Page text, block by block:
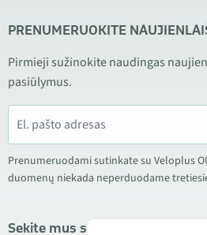
PRENUMERUOKITE
Pirmieji sužinokite naudingas
pasiūlymus.
Prenumeruodami sutinkate su Veloplus
duomenų niekada neperduodame
Sekite mus socialiniuose